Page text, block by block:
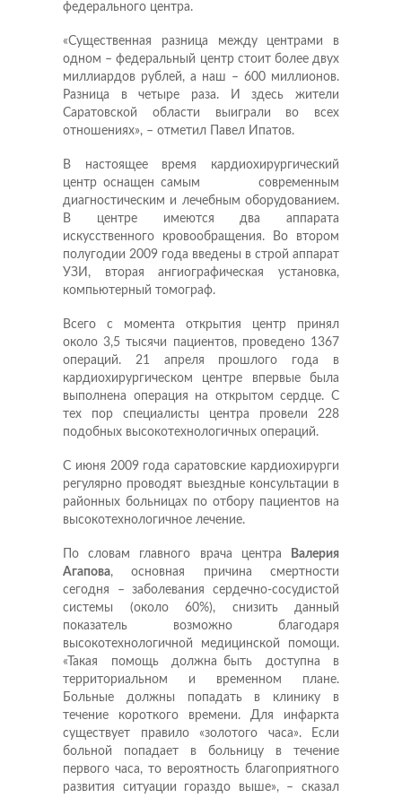
федерального центра.
«Существенная разница между центрами в
одном – федеральный центр стоит более двух
миллиардов руб­лей, а наш – 600 миллионов.
Разница в четыре раза. И здесь жители
Саратовской области выиграли во всех
отношениях», – отметил Павел Ипатов.
В настоящее время кар­­дио­хирургический
центр оснащен самым современным
диагностическим и лечебным оборудованием.
В центре имеются два аппарата
искусственного кровообращения. Во втором
полугодии 2009 года введены в строй аппарат
УЗИ, вторая ангиографическая установка,
компьютерный томограф.
Всего с момента открытия центр принял
около 3,5 тысячи пациентов, проведено 1367
операций. 21 апреля прошлого года в
кардиохирургическом центре впервые была
выполнена операция на открытом сердце. С
тех пор специалисты центра провели 228
подобных высокотехнологичных операций.
С июня 2009 года саратовские кардиохирурги
регулярно проводят выездные консультации в
районных больницах по отбору пациентов на
высокотехнологичное лечение.
По словам главного врача центра
Валерия
Агапова, основная причина смертности
сегодня – заболевания сердечно-сосудистой
системы (около 60%), снизить данный
показатель возможно благодаря
высокотехнологичной медицинской помощи.
«Такая помощь должна быть доступна в
территориальном и временном плане.
Больные должны попадать в клинику в
течение короткого времени. Для инфаркта
существует правило «золотого часа». Если
больной попадает в больницу в течение
первого часа, то вероятность благоприятного
развития ситуации гораздо выше», – сказал